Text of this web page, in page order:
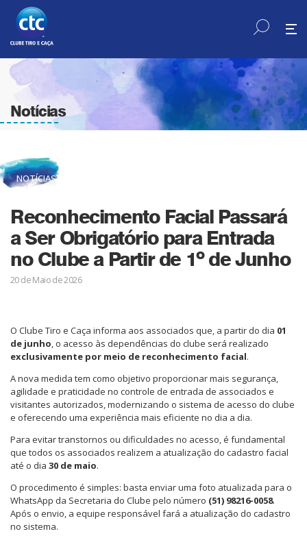
Notícias
NOTÍCIAS
Reconhecimento Facial Passará
a Ser Obrigatório para Entrada
no Clube a Partir de 1º de Junho
20 de Maio de 2026
O Clube Tiro e Caça informa aos associados que, a partir do dia 01
de junho, o acesso às dependências do clube será realizado
exclusivamente por meio de reconhecimento facial.
A nova medida tem como objetivo proporcionar mais segurança,
agilidade e praticidade no controle de entrada de associados e
visitantes autorizados, modernizando o sistema de acesso do clube
e oferecendo uma experiência mais eficiente no dia a dia.
Para evitar transtornos ou dificuldades no acesso, é fundamental
que todos os associados realizem a atualização do cadastro facial
até o dia 30 de maio.
O procedimento é simples: basta enviar uma foto atualizada para o
WhatsApp da Secretaria do Clube pelo número (51) 98216-0058.
Após o envio, a equipe responsável fará a atualização do cadastro
no sistema.